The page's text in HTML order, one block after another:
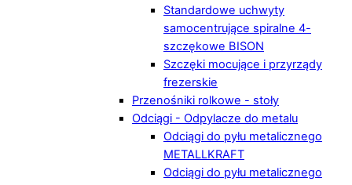
Standardowe uchwyty
samocentrujące spiralne 4-
szczękowe BISON
Szczęki mocujące i przyrządy
frezerskie
Przenośniki rolkowe - stoły
Odciągi - Odpylacze do metalu
Odciągi do pyłu metalicznego
METALLKRAFT
Odciągi do pyłu metalicznego